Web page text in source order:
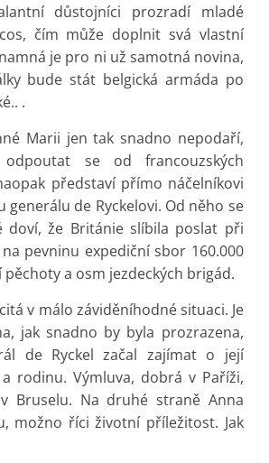
důstojníci prozradí mladé
čím může doplnit svá vlastní
je pro ni už samotná novina,
bude stát belgická armáda po
.
Marii jen tak snadno nepodaří,
odpoutat se od francouzských
představí přímo náčelníkovi
generálu de Ryckelovi. Od něho se
doví, že Británie slíbila poslat při
pevninu expediční sbor 160.000
a osm jezdeckých brigád.
v málo záviděníhodné situaci. Je
jak snadno by byla prozrazena,
de Ryckel začal zajímat o její
rodinu. Výmluva, dobrá v Paříži,
Bruselu. Na druhé straně Anna
možno říci životní příležitost. Jak